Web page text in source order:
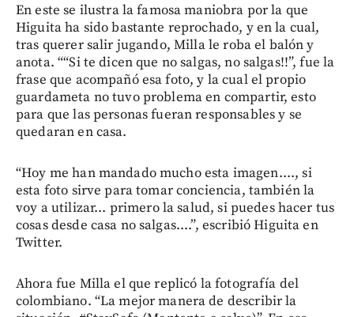
En este se ilustra la famosa maniobra por la que
Higuita ha sido bastante reprochado, y en la cual,
tras querer salir jugando, Milla le roba el balón y
anota. ““Si te dicen que no salgas, no salgas!!”, fue la
frase que acompañó esa foto, y la cual el propio
guardameta no tuvo problema en compartir, esto
para que las personas fueran responsables y se
quedaran en casa.
“Hoy me han mandado mucho esta imagen...., si
esta foto sirve para tomar conciencia, también la
voy a utilizar... primero la salud, si puedes hacer tus
cosas desde casa no salgas....”, escribió Higuita en
Twitter.
Ahora fue Milla el que replicó la fotografía del
colombiano. “La mejor manera de describir la